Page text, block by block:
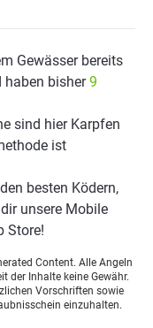
Gewässer bereits
bisher9
sind hier Karpfen
ist
besten Ködern,
unsere Mobile
Store!
Content. Alle Angeln
der Inhalte keine Gewähr.
Vorschriften sowie
einzuhalten.